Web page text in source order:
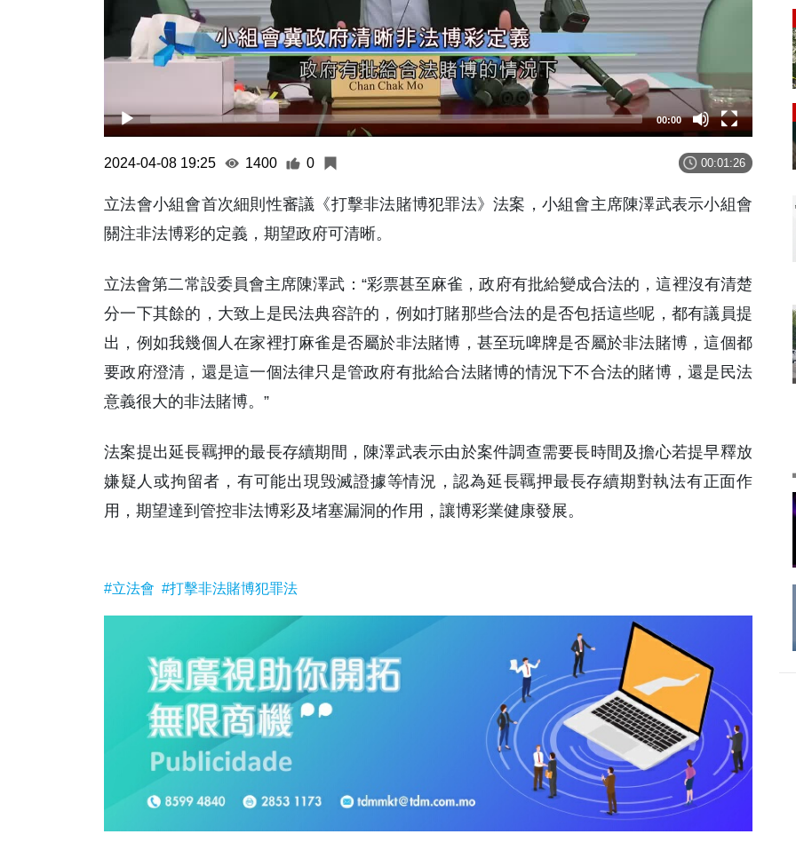
00:00
2024-04-08 19:25 1400 0 00:01:26
立法會小組會首次細則性審議《打擊非法賭博犯罪法》法案，小組會主席陳澤武表示小組會
關注非法博彩的定義，期望政府可清晰。
立法會第二常設委員會主席陳澤武：“彩票甚至麻雀，政府有批給變成合法的，這裡沒有清楚
分一下其餘的，大致上是民法典容許的，例如打賭那些合法的是否包括這些呢，都有議員提
出，例如我幾個人在家裡打麻雀是否屬於非法賭博，甚至玩啤牌是否屬於非法賭博，這個都
要政府澄清，還是這一個法律只是管政府有批給合法賭博的情況下不合法的賭博，還是民法
意義很大的非法賭博。”
法案提出延長羈押的最長存續期間，陳澤武表示由於案件調查需要長時間及擔心若提早釋放
嫌疑人或拘留者，有可能出現毁滅證據等情況，認為延長羈押最長存續期對執法有正面作
用，期望達到管控非法博彩及堵塞漏洞的作用，讓博彩業健康發展。
#立法會 #打擊非法賭博犯罪法